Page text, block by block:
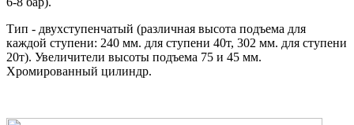
Тип - двухступенчатый (различная высота подъема для
каждой ступени: 240 мм. для ступени 40т, 302 мм. для ступени
20т). Увеличители высоты подъема 75 и 45 мм.
Хромированный цилиндр.